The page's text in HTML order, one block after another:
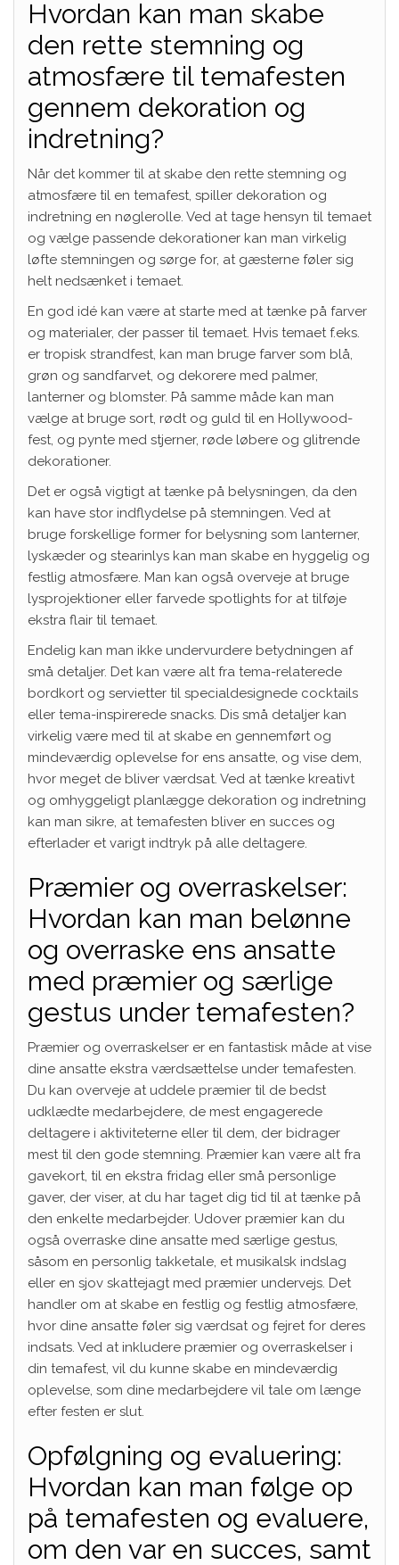
Hvordan kan man skabe
den rette stemning og
atmosfære til temafesten
gennem dekoration og
indretning?
Når det kommer til at skabe den rette stemning og
atmosfære til en temafest, spiller dekoration og
indretning en nøglerolle. Ved at tage hensyn til temaet
og vælge passende dekorationer kan man virkelig
løfte stemningen og sørge for, at gæsterne føler sig
helt nedsænket i temaet.
En god idé kan være at starte med at tænke på farver
og materialer, der passer til temaet. Hvis temaet f.eks.
er tropisk strandfest, kan man bruge farver som blå,
grøn og sandfarvet, og dekorere med palmer,
lanterner og blomster. På samme måde kan man
vælge at bruge sort, rødt og guld til en Hollywood-
fest, og pynte med stjerner, røde løbere og glitrende
dekorationer.
Det er også vigtigt at tænke på belysningen, da den
kan have stor indflydelse på stemningen. Ved at
bruge forskellige former for belysning som lanterner,
lyskæder og stearinlys kan man skabe en hyggelig og
festlig atmosfære. Man kan også overveje at bruge
lysprojektioner eller farvede spotlights for at tilføje
ekstra flair til temaet.
Endelig kan man ikke undervurdere betydningen af
små detaljer. Det kan være alt fra tema-relaterede
bordkort og servietter til specialdesignede cocktails
eller tema-inspirerede snacks. Dis små detaljer kan
virkelig være med til at skabe en gennemført og
mindeværdig oplevelse for ens ansatte, og vise dem,
hvor meget de bliver værdsat. Ved at tænke kreativt
og omhyggeligt planlægge dekoration og indretning
kan man sikre, at temafesten bliver en succes og
efterlader et varigt indtryk på alle deltagere.
Præmier og overraskelser:
Hvordan kan man belønne
og overraske ens ansatte
med præmier og særlige
gestus under temafesten?
Præmier og overraskelser er en fantastisk måde at vise
dine ansatte ekstra værdsættelse under temafesten.
Du kan overveje at uddele præmier til de bedst
udklædte medarbejdere, de mest engagerede
deltagere i aktiviteterne eller til dem, der bidrager
mest til den gode stemning. Præmier kan være alt fra
gavekort, til en ekstra fridag eller små personlige
gaver, der viser, at du har taget dig tid til at tænke på
den enkelte medarbejder. Udover præmier kan du
også overraske dine ansatte med særlige gestus,
såsom en personlig takketale, et musikalsk indslag
eller en sjov skattejagt med præmier undervejs. Det
handler om at skabe en festlig og festlig atmosfære,
hvor dine ansatte føler sig værdsat og fejret for deres
indsats. Ved at inkludere præmier og overraskelser i
din temafest, vil du kunne skabe en mindeværdig
oplevelse, som dine medarbejdere vil tale om længe
efter festen er slut.
Opfølgning og evaluering:
Hvordan kan man følge op
på temafesten og evaluere,
om den var en succes, samt